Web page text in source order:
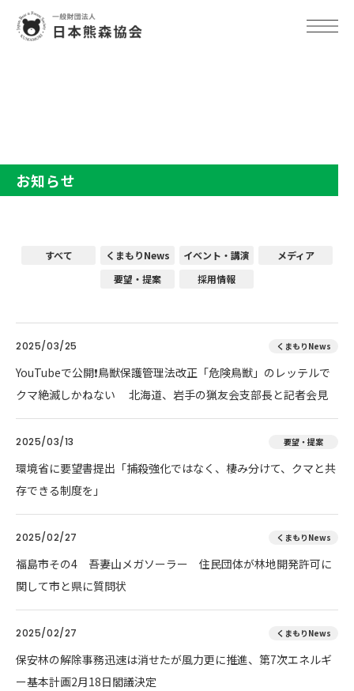
お知らせ
すべて くまもりNews イベント・講演
メディア
要望・提案
採用情報
2025/03/25 くまもりNews
YouTubeで公開❗鳥獣保護管理法改正「危険鳥獣」のレッテルで
クマ絶滅しかねない 北海道、岩手の猟友会支部長と記者会見
2025/03/13 要望・提案
環境省に要望書提出「捕殺強化ではなく、棲み分けて、クマと共
存できる制度を」
2025/02/27 くまもりNews
福島市その4 吾妻山メガソーラー 住民団体が林地開発許可に
関して市と県に質問状
2025/02/27 くまもりNews
保安林の解除事務迅速は消せたが風力更に推進、第7次エネルギ
ー基本計画2月18日閣議決定